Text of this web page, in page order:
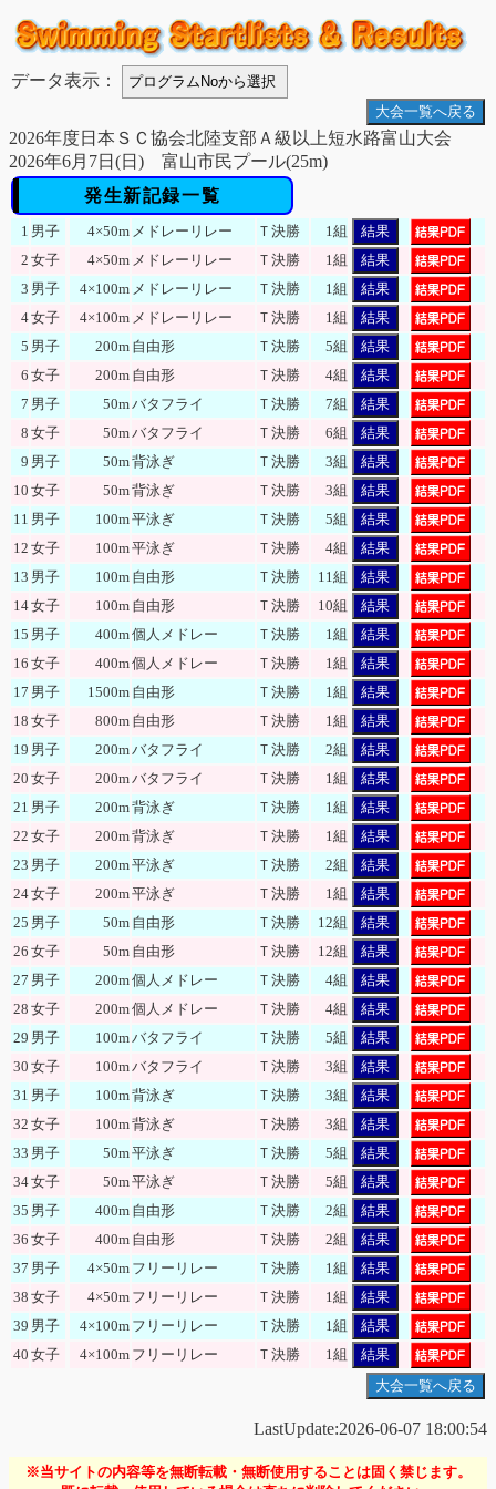
データ表示：
大会一覧へ戻る
2026年度日本ＳＣ協会北陸支部Ａ級以上短水路富山大会
2026年6月7日(日) 富山市民プール(25m)
発生新記録一覧
1 男子 4×50m メドレーリレー Ｔ決勝 1組
結果
2 女子 4×50m メドレーリレー Ｔ決勝 1組
結果
3 男子 4×100m メドレーリレー Ｔ決勝 1組
結果
4女子 4×100m メドレーリレー Ｔ決勝 1組
結果
5 男子 200m 自由形 Ｔ決勝 5組
結果
6 女子 200m 自由形 Ｔ決勝 4組
結果
7 男子 50mバタフライ Ｔ決勝 7組
結果
8 女子 50mバタフライ Ｔ決勝 6組
結果
9 男子 50m背泳ぎ Ｔ決勝 3組
結果
10 女子 50m背泳ぎ Ｔ決勝 3組
結果
11 男子 100m平泳ぎ Ｔ決勝 5組
結果
12 女子 100m平泳ぎ Ｔ決勝 4組
結果
13 男子 100m 自由形 Ｔ決勝 11組
結果
14女子 100m 自由形 Ｔ決勝 10組
結果
15 男子 400m個人メドレー Ｔ決勝 1組
結果
16 女子 400m個人メドレー Ｔ決勝 1組
結果
17 男子 1500m 自由形 Ｔ決勝 1組
結果
18 女子 800m 自由形 Ｔ決勝 1組
結果
19 男子 200mバタフライ Ｔ決勝 2組
結果
20 女子 200mバタフライ Ｔ決勝 1組
結果
21 男子 200m背泳ぎ Ｔ決勝 1組
結果
22 女子 200m背泳ぎ Ｔ決勝 1組
結果
23 男子 200m平泳ぎ Ｔ決勝 2組
結果
24女子 200m平泳ぎ Ｔ決勝 1組
結果
25 男子 50m 自由形 Ｔ決勝 12組
結果
26 女子 50m 自由形 Ｔ決勝 12組
結果
27 男子 200m個人メドレー Ｔ決勝 4組
結果
28 女子 200m個人メドレー Ｔ決勝 4組
結果
29 男子 100mバタフライ Ｔ決勝 5組
結果
30 女子 100mバタフライ Ｔ決勝 3組
結果
31 男子 100m背泳ぎ Ｔ決勝 3組
結果
32 女子 100m背泳ぎ Ｔ決勝 3組
結果
33 男子 50m平泳ぎ Ｔ決勝 5組
結果
34女子 50m平泳ぎ Ｔ決勝 5組
結果
35 男子 400m 自由形 Ｔ決勝 2組
結果
36 女子 400m 自由形 Ｔ決勝 2組
結果
37 男子 4×50m フリーリレー Ｔ決勝 1組
結果
38 女子 4×50m フリーリレー Ｔ決勝 1組
結果
39 男子 4×100m フリーリレー Ｔ決勝 1組
結果
40 女子 4×100m フリーリレー Ｔ決勝 1組
結果
大会一覧へ戻る
LastUpdate:2026-06-07 18:00:54
※当サイトの内容等を無断転載・無断使用することは固く禁じます。